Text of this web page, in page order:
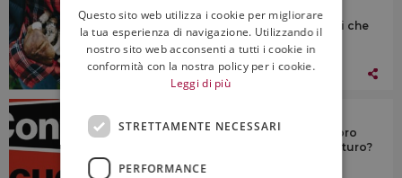
Caldo e siccità rallentano i funghi,
indicatori di salute dei boschi italiani che
sono sotto stress
03 Agosto 2026
E se i grandi chef avessero perso la loro
capacità di innovare e guardare al futuro?
ENGLISH
Questo sito web utilizza i cookie per migliorare
la tua esperienza di navigazione. Utilizzando il
nostro sito web acconsenti a tutti i cookie in
conformità con la nostra policy per i cookie.
Leggi di più
STRETTAMENTE NECESSARI
PERFORMANCE